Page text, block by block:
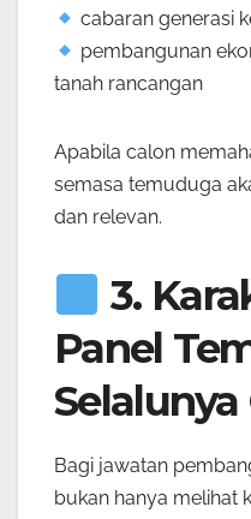
cabaran generasi
pembangunan
tanah rancangan
Apabila calon
semasa temuduga
dan relevan.
3.
Panel
Selalunya
Bagi jawatan
bukan hanya melihat